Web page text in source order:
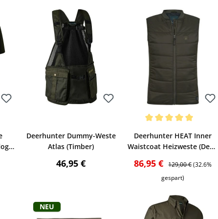
Deerhunter Dummy-Weste
Atlas (Timber)
Regulärer Preis:
46,95 €
Bewerten
Deerhunter HEAT Inner
Waistcoat Heizweste (Deep
Verkaufspreis:
86,95 € Regulärer Preis:
129,00 €(32.6%
gespart)
Neu